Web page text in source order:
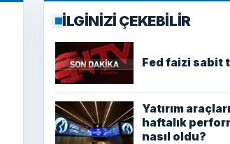
İLGİNİZİ ÇEKEBİLİR
Fed faizi sabit
Yatırım
haftalık
nasıl oldu?